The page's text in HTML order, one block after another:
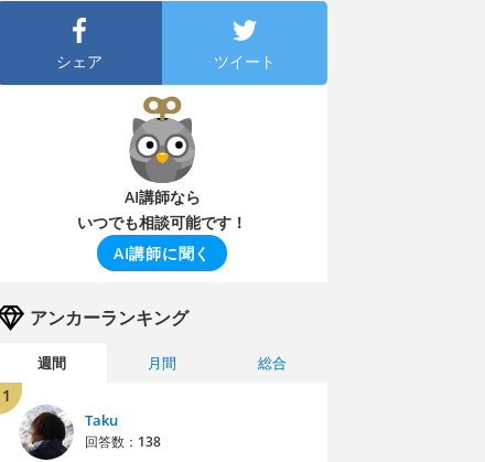
シェア ツイート
AI講師なら
いつでも相談可能です！
AI講師に聞く
アンカーランキング
週間 月間 総合
1
Taku
回答数： 138